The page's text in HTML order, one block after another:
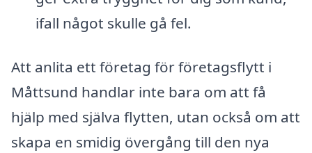
ifall något skulle gå fel.
Att anlita ett företag för företagsflytt i
Måttsund handlar inte bara om att få
hjälp med själva flytten, utan också om att
skapa en smidig övergång till den nya